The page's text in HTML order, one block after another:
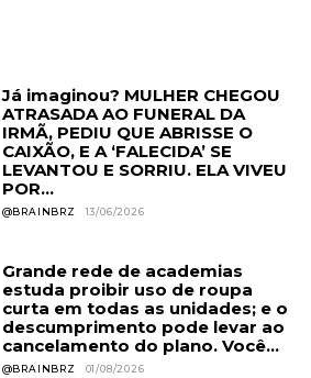
Já imaginou? MULHER CHEGOU
ATRASADA AO FUNERAL DA
IRMÃ, PEDIU QUE ABRISSE O
CAIXÃO, E A ‘FALECIDA’ SE
LEVANTOU E SORRIU. ELA VIVEU
POR...
@BRAINBRZ 13/06/2026
Grande rede de academias
estuda proibir uso de roupa
curta em todas as unidades; e o
descumprimento pode levar ao
cancelamento do plano. Você...
@BRAINBRZ 01/08/2026